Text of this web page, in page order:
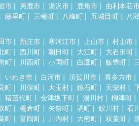
市 男鹿市 湯沢市 鹿角市
由利本荘
藤里町 三種町 八峰町 五城目町
八
市 新庄市 寒河江市 上山市
村山市
町 西川町 朝日町 大江町
大石田町
町 川西町 小国町 白鷹町 飯豊町
いわき市 白河市 須賀川市
喜多方市
町 川俣町 大玉村 鏡石町 天栄村
猪苗代町 会津坂下町 湯川村
柳津町
町 棚倉町 矢祭町 塙町 鮫川村
石
町 富岡町 川内村 大熊町 双葉町